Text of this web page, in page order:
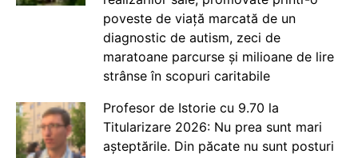
poveste de viață marcată de un
diagnostic de autism, zeci de
maratoane parcurse și milioane de lire
strânse în scopuri caritabile
Profesor de Istorie cu 9.70 la
Titularizare 2026: Nu prea sunt mari
așteptările. Din păcate nu sunt posturi